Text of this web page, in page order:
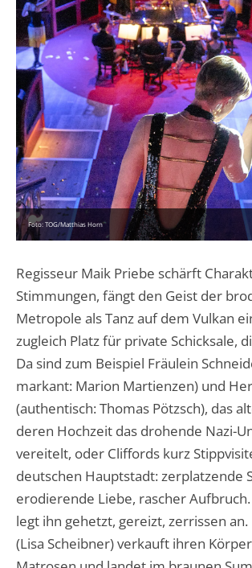
Foto: TOG/Matthias Horn
Regisseur Maik Priebe schärft
Stimmungen, fängt den Geist der
Metropole als Tanz auf dem Vulkan
zugleich Platz für private Schicksale,
Da sind zum Beispiel Fräulein
markant: Marion Martienzen) und
(authentisch: Thomas Pötzsch), das
deren Hochzeit das drohende Nazi-
vereitelt, oder Cliffords kurz
deutschen Hauptstadt: zerplatzende
erodierende Liebe, rascher
legt ihn gehetzt, gereizt, zerrissen an.
(Lisa Scheibner) verkauft ihren